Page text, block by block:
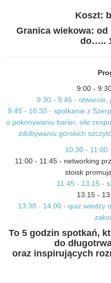
Koszt:
Granica wiekowa: od
do…..
9:00 -
9:30 - 9:45 - otwarcie,
9:45 - 10:30 - spotkanie z
o pokonywaniu barier, sile
zdobywaniu górskich
10:30 - 11:00
11:00 - 11:45 - networking
stoisk
11:45 - 13:15 -
13:15 -
13:30 - 14:00 - quiz wiedzy
To 5 godzin spotkań,
do
oraz inspirujących